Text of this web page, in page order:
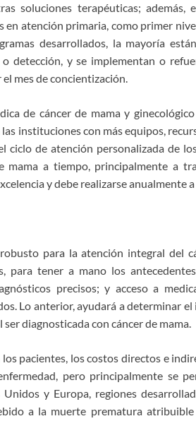
soluciones terapéuticas; además,
atención primaria, como primer
desarrollados, la mayoría
detección, y se implementan o
mes de concientización.
de cáncer de mama y
instituciones con más equipos,
ciclo de atención personalizada de
mama a tiempo, principalmente a
y debe realizarse anualmente a
para la atención integral del
para tener a mano los
precisos; y acceso a
Lo anterior, ayudará a determinar
diagnosticada con cáncer de mama.
pacientes, los costos directos e
pero principalmente se
y Europa, regiones
a la muerte prematura